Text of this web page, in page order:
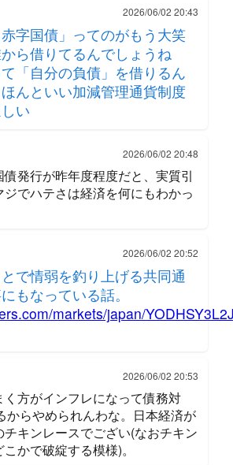
2026/06/02 20:43
赤字国債」ってのがもう大笑
ら借りてるんでしょうね
「自分の負債」を借りるん
んといい加減管理通貨制度
い
2026/06/02 20:48
発行が昨年度程度だと、実質引
ジでハテさは経済を何にもわかっ
2026/06/02 20:52
で情弱を釣り上げる共同通
もなっている話。
markets/japan/
2026/06/02 20:53
方がインフレになって債務対
からやめられんわな。日本経済が
チキンレースでござい(なおチキン
かで破綻する模様)。